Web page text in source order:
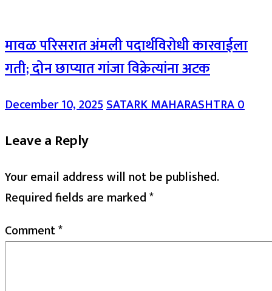
मावळ परिसरात अंमली पदार्थविरोधी कारवाईला
गती; दोन छाप्यात गांजा विक्रेत्यांना अटक
December 10, 2025SATARK MAHARASHTRA0
Leave a Reply
Your email address will not be published.
Required fields are marked*
Comment*